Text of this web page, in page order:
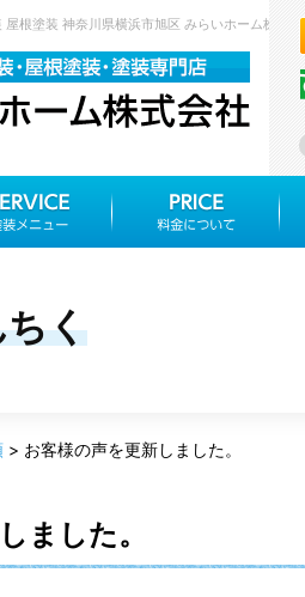
根塗装 神奈川県横浜市旭区 みらいホーム株式会
く
> お客様の声を更新しました。
ました。